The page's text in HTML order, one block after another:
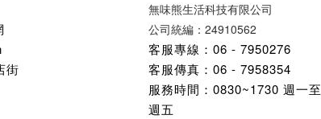
街
無味熊生活科技有限公司
公司統編：24910562
客服專線：06 - 7950276
客服傳真：06 - 7958354
服務時間：0830~1730 週一至
週五